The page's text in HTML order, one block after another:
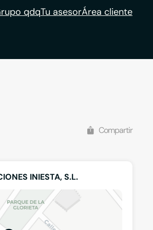
qdqTu asesorÁrea cliente
Compartir
INIESTA, S.L.